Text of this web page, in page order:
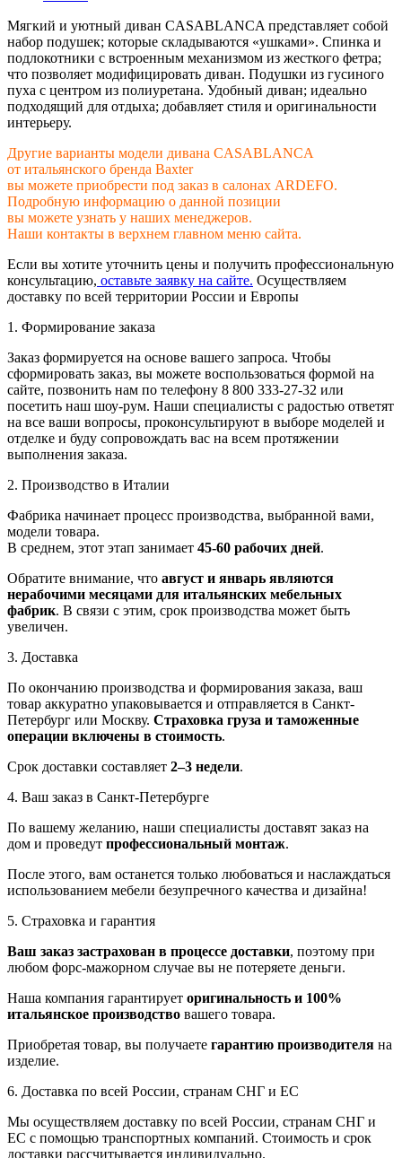
Мягкий и уютный диван CASABLANCA представляет собой
набор подушек; которые складываются «ушками». Спинка и
подлокотники с встроенным механизмом из жесткого фетра;
что позволяет модифицировать диван. Подушки из гусиного
пуха с центром из полиуретана. Удобный диван; идеально
подходящий для отдыха; добавляет стиля и оригинальности
интерьеру.
Другие варианты модели дивана CASABLANCA
от итальянского бренда Baxter
вы можете приобрести под заказ в салонах ARDEFO.
Подробную информацию о данной позиции
вы можете узнать у наших менеджеров.
Наши контакты в верхнем главном меню сайта.
Если вы хотите уточнить цены и получить профессиональную
консультацию, оставьте заявку на сайте. Осуществляем
доставку по всей территории России и Европы
1. Формирование заказа
Заказ формируется на основе вашего запроса. Чтобы
сформировать заказ, вы можете воспользоваться формой на
сайте, позвонить нам по телефону 8 800 333-27-32 или
посетить наш шоу-рум. Наши специалисты с радостью ответят
на все ваши вопросы, проконсультируют в выборе моделей и
отделке и буду сопровождать вас на всем протяжении
выполнения заказа.
2. Производство в Италии
Фабрика начинает процесс производства, выбранной вами,
модели товара.
В среднем, этот этап занимает 45-60 рабочих дней.
Обратите внимание, что август и январь являются
нерабочими месяцами для итальянских мебельных
фабрик. В связи с этим, срок производства может быть
увеличен.
3. Доставка
По окончанию производства и формирования заказа, ваш
товар аккуратно упаковывается и отправляется в Санкт-
Петербург или Москву. Страховка груза и таможенные
операции включены в стоимость.
Срок доставки составляет 2–3 недели.
4. Ваш заказ в Санкт-Петербурге
По вашему желанию, наши специалисты доставят заказ на
дом и проведут профессиональный монтаж.
После этого, вам останется только любоваться и наслаждаться
использованием мебели безупречного качества и дизайна!
5. Страховка и гарантия
Ваш заказ застрахован в процессе доставки, поэтому при
любом форс-мажорном случае вы не потеряете деньги.
Наша компания гарантирует оригинальность и 100%
итальянское производство вашего товара.
Приобретая товар, вы получаете гарантию производителя на
изделие.
6. Доставка по всей России, странам СНГ и ЕС
Мы осуществляем доставку по всей России, странам СНГ и
ЕС с помощью транспортных компаний. Стоимость и срок
доставки рассчитывается индивидуально.